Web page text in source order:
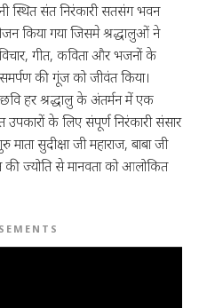
स्थित संत निरंकारी सतसंग भवन
किया गया जिसमे श्रद्धालुओं ने
गीत, कविता और भजनों के
की गूंज को जीवंत किया।
हर श्रद्धालु के अंतर्मन में एक
के लिए संपूर्ण निरंकारी संसार
सुदीक्षा जी महाराज, बाबा जी
की ज्योति से मानवता को आलोकित